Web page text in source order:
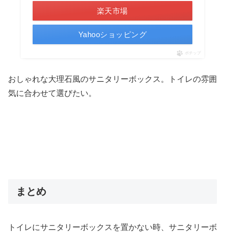
楽天市場
Yahooショッピング
ポチップ
おしゃれな大理石風のサニタリーボックス。トイレの雰囲
気に合わせて選びたい。
まとめ
トイレにサニタリーボックスを置かない時、サニタリーボ